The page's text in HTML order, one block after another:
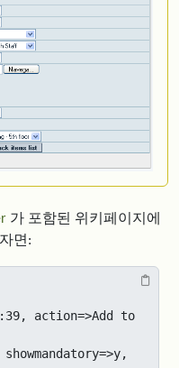
가 포함된 위키페이지에
면:
action=>Add to